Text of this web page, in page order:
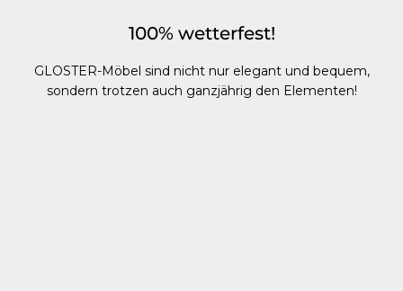
100% wetterfest!
GLOSTER-Möbel sind nicht nur elegant und bequem,
sondern trotzen auch ganzjährig den Elementen!